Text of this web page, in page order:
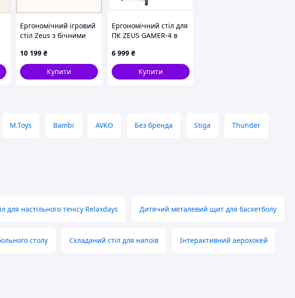
Ергономічний ігровий
стіл Zeus з бічними
10 199 ₴
Купити
Ергономічний стіл для
ПК ZEUS GAMER-4 в
83XH8964E2
6 999 ₴
Купити
M.Toys Bambi AVKO Без бренда Stiga Thunder
для настільного тенісу Relaxdays Дитячий металевий щит для баскетболу
столу Складаний стіл для напоїв Інтерактивний аерохокей